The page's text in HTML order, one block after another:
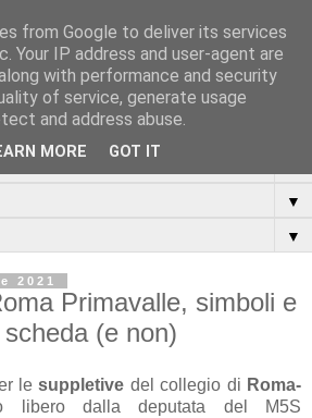
▼
▼
2021
Primavalle, simboli e
(e non)
lesuppletive del collegio di Roma-
libero dalla deputata del M5S
from Google to deliver its services
Your IP address and user-agent are
with performance and security
of service, generate usage
and address abuse.
MORE GOT IT